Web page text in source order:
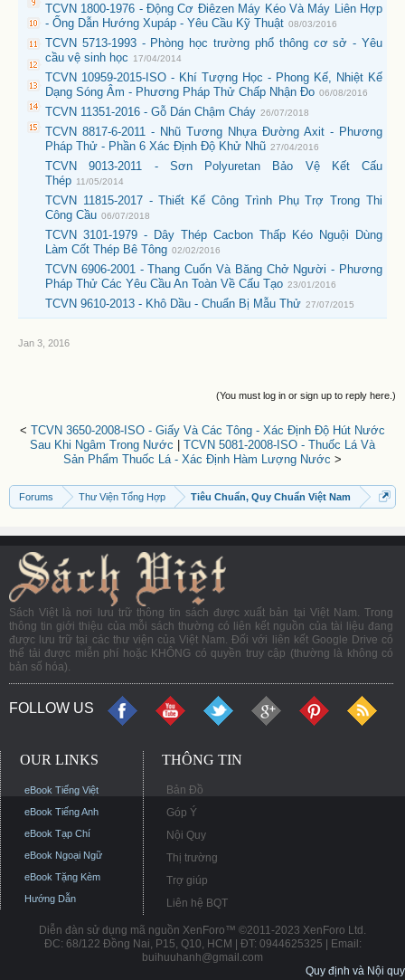
TCVN 1800-1976 - Động Cơ Điêzen Máy Kéo Và Máy Liên Hợp
- Ống Dẫn Hướng Xupáp - Yêu Cầu Kỹ Thuật 08/03/2016
TCVN 5713-1993 - Phòng học trường phổ thông cơ sở - Yêu
cầu vệ sinh học
17/04/2014
TCVN 10959-2015-ISO - Khí Tượng Học - Phong Kế, Nhiệt Kế
Dạng Sóng Âm - Phương Pháp Thử Chấp Nhận Đo 06/08/2016
TCVN 11351-2016 - Gỗ Dán Chậm Cháy 26/07/2018
TCVN 8817-6-2011 - Nhũ Tương Nhựa Đường Axit - Phương
Pháp Thử - Phần 6 Xác Định Độ Khử Nhũ 27/04/2016
TCVN 9013-2011 - Sơn Polyuretan Bảo Vệ Kết Cấu
Thép 11/05/2014
TCVN 11815-2017 - Thiết Kế Công Trình Phụ Trợ Trong Thi
Công Cầu 06/07/2018
TCVN 3101-1979 - Dây Thép Cacbon Thấp Kéo Nguội Dùng
Làm Cốt Thép Bê Tông 02/02/2016
TCVN 6906-2001 - Thang Cuốn Và Băng Chở Người - Phương
Pháp Thử Các Yêu Cầu An Toàn Về Cấu Tạo 23/01/2016
TCVN 9610-2013 - Khô Dầu - Chuẩn Bị Mẫu Thử 27/07/2015
Jan 3, 2016
(You must log in or sign up to reply here.)
< TCVN 3650-2008-ISO - Giấy Và Các Tông - Xác Định Độ Hút Nước
Sau Khi Ngâm Trong Nước
TCVN 5081-2008-ISO - Thuốc Lá Và
Sản Phẩm Thuốc Lá - Xác Định Hàm Lượng Nước >
Forums Thư Viện Tổng Hợp Tiêu Chuẩn, Quy Chuẩn Việt Nam
Sách Việt là nơi lưu trữ thông tin sách được xuất bản tại Việt Nam. Trong
thông tin giới thiệu của mỗi sách thường có liên kết nguồn của tài liệu đang
được lưu trữ tại các thư viện của Việt Nam. Đối với liên kết Google Drive có
thể tải được miễn phí hoặc KHÔNG có quyền truy cập (thường là không có
bản số hóa).
FOLLOW US
OUR LINKS
eBook Tiếng Việt
eBook Tiếng Anh
eBook Tạp Chí
eBook Ngoại Ngữ
eBook Tặng Kèm
Hướng Dẫn
THÔNG TIN
Bản Đồ
Góp Ý
Nội Quy
Thị trường
Trợ giúp
Liên hệ BQT
Diễn đàn sử dụng mã nguồn XenForo™ ©2011-2023 XenForo Ltd.
ĐC: 68/122 Đồng Nai, P15, Q10, HCM | ĐT: 0944625325 | Email:
buihuuhanh@gmail.com
Quy định và Nội quy